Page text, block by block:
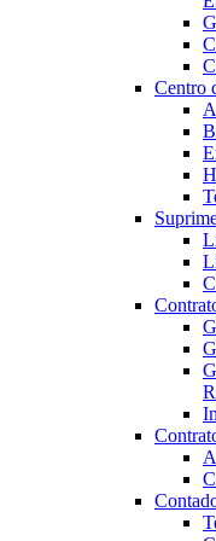
Centro